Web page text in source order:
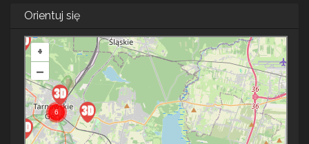
Orientuj się
+
–